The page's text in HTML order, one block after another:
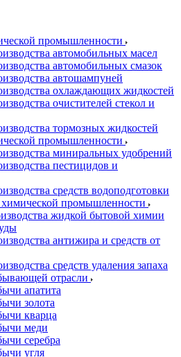
промышленности
автомобильных масел
автомобильных смазок
автошампуней
охлаждающих жидкостей
очистителей стекол и
тормозных жидкостей
промышленности
миниральных удобрений
пестицидов и
средств водоподготовки
промышленности
жидкой бытовой химии
антижира и средств от
средств удаления запаха
отрасли
апатита
золота
кварца
меди
серебра
угля